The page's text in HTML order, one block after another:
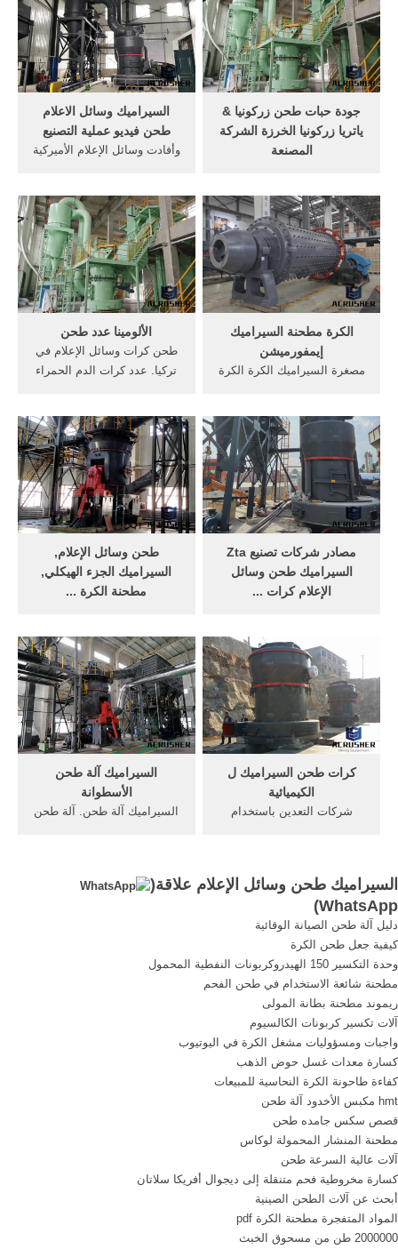
الاعلام الصناعات الكرة في
جنوب أفريقيا أفريقيا أوروبا
أمريكا الجنوبية الشمالية, حول
الولايات .
حساب ... الدردشة على
الانترنت
السيراميك وسائل الاعلام
طحن فيديو عملية التصنيع
وأفادت وسائل الإعلام الأميركية
[الدردشة على الانترنت] مقاومة
للحرارة/ refractoy للتآكل
وسائل الاعلام طحن الكرة,
جودة حبات طحن زركونيا &
ياتريا زركونيا الخرزة الشركة
المصنعة
صلابة موس 9 أعلاه.
السيراميك زركونيا طحن وسائل
الإعلام الخرز 40 مم مقاومة
للارتداء لطحن الرطب.
مسحوق أكسيد الزركونيوم
الألومينا عدد طحن
طحن كرات وسائل الإعلام في
تركيا. عدد كرات الدم الحمراء
وسائل الإعلام لكرات 92%
عالية الألومينا الكرة, 6 نيسان
(إبريل) 2015, الألومينا طحن ...
الكرة مطحنة السيراميك
إيمفورميشن
مصغرة السيراميك الكرة الكرة
الإعلام. ... زركونيا الألومينا
طحن الجرار شركة ألومينا
الزركونيا الكرة السيراميك
طحن الجرار 1.
طحن وسائل الإعلام,
السيراميك الجزء الهيكلي,
مطحنة الكرة ...
Jiangsu,الصين,التحقق مزود
طحن وسائل الإعلام, زركونيا
هيكل أجزاء, زركونيا مطحنة
الجرار, الحراريات تصدير, من
العالم أكبر B2B على الإنترنت
السوق-Alibaba
مصادر شركات تصنيع Zta
السيراميك طحن وسائل
الإعلام كرات ...
كرات موردين Zta السيراميك
طحن وسائل الإعلام كرات
ومنتجات Zta السيراميك طحن
وسائل الإعلام كرات بأفضل
الأسعار في Alibaba
السيراميك آلة طحن
الأسطوانة
السيراميك آلة طحن. آلة طحن
كرات طحن السيراميك ل
الكيميائية
شركات التعدين باستخدام
الاعلام طحن الصانع الكرة باتن
في, طحن كرات وسائل الاعلام
لمصنعي طحن فيمصر, تركيا
الصغيرة كسارة الحجر ...
السيراميك طحن وسائل الإعلام علاقة(
WhatsApp
)
دليل آلة طحن الصيانة الوقائية
كيفية جعل طحن الكرة
وحدة التكسير 150 الهيدروكربونات النفطية المحمول
مطحنة شائعة الاستخدام في طحن الفحم
ريموند مطحنة بطانة المولى
آلات تكسير كربونات الكالسيوم
واجبات ومسؤوليات مشغل الكرة في اليوتيوب
كسارة معدات غسل حوض الذهب
كفاءة طاحونة الكرة النحاسية للمبيعات
hmt مكبس الأخدود آلة طحن
قصص سكس جامده طحن
مطحنة المنشار المحمولة لوكاس
آلات عالية السرعة طحن
كسارة مخروطية فحم متنقلة إلى ديجوال أفريكا سلاتان
أبحث عن آلات الطحن الصينية
المواد المتفجرة مطحنة الكرة pdf
2000000 طن من مسحوق الخبث